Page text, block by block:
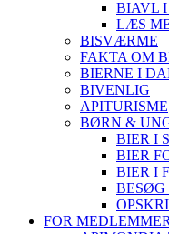
BIAVL I
LÆS
BISVÆRME
FAKTA OM
BIERNE I
BIVENLIG
APITURISME
BØRN &
BIER I
BIER
BIER I
BESØG
FOR MEDLEMMER